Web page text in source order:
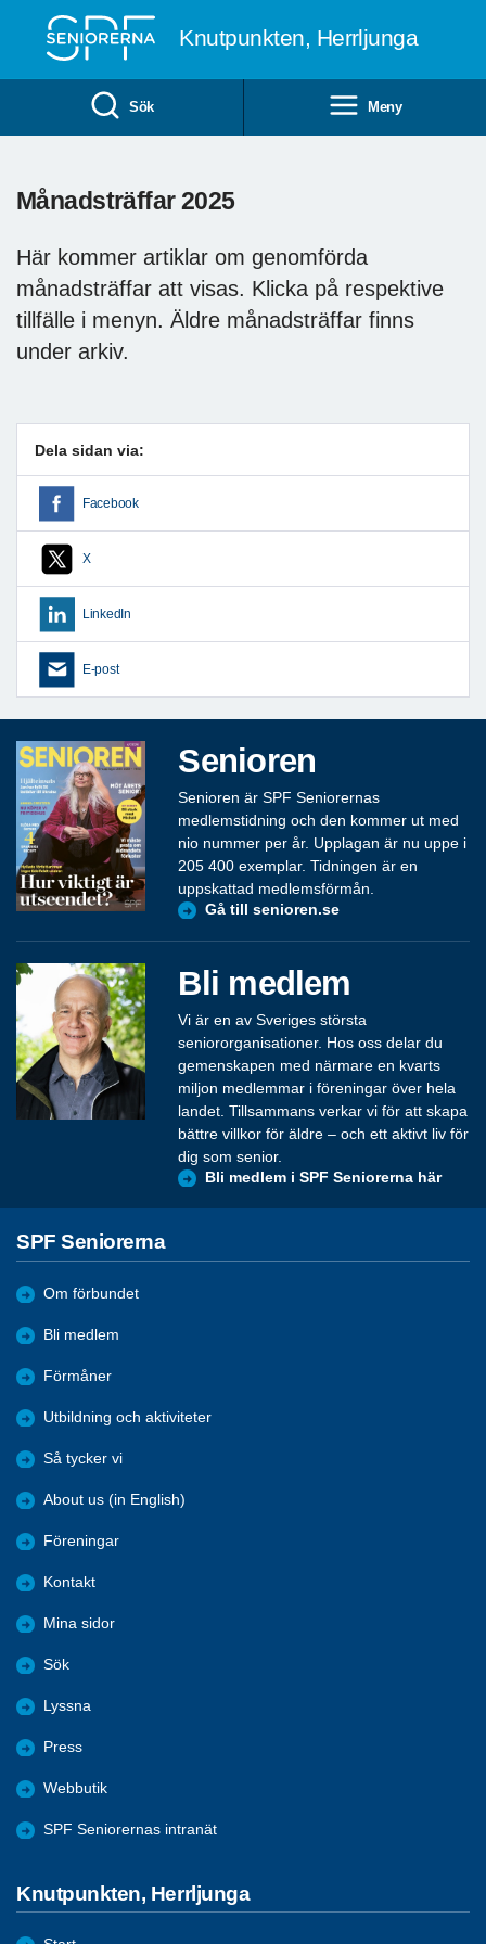
Knutpunkten, Herrljunga
Sök Meny
Månadsträffar 2025
Här kommer artiklar om genomförda
månadsträffar att visas. Klicka på respektive
tillfälle i menyn. Äldre månadsträffar finns
under arkiv.
Dela sidan via:
Facebook
X
LinkedIn
E-post
Senioren
Senioren är SPF Seniorernas
medlemstidning och den kommer ut med
nio nummer per år. Upplagan är nu uppe i
205 400 exemplar. Tidningen är en
uppskattad medlemsförmån.
Gå till senioren.se
Bli medlem
Vi är en av Sveriges största
seniororganisationer. Hos oss delar du
gemenskapen med närmare en kvarts
miljon medlemmar i föreningar över hela
landet. Tillsammans verkar vi för att skapa
bättre villkor för äldre – och ett aktivt liv för
dig som senior.
Bli medlem i SPF Seniorerna här
SPF Seniorerna
Om förbundet
Bli medlem
Förmåner
Utbildning och aktiviteter
Så tycker vi
About us (in English)
Föreningar
Kontakt
Mina sidor
Sök
Lyssna
Press
Webbutik
SPF Seniorernas intranät
Knutpunkten, Herrljunga